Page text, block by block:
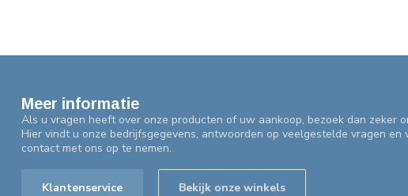
Meer informatie
Als u vragen heeft over onze producten of uw aankoop, bezoek dan zeker
Hier vindt u onze bedrijfsgegevens, antwoorden op veelgestelde vragen en
contact met ons op te nemen.
Klantenservice Bekijk onze winkels